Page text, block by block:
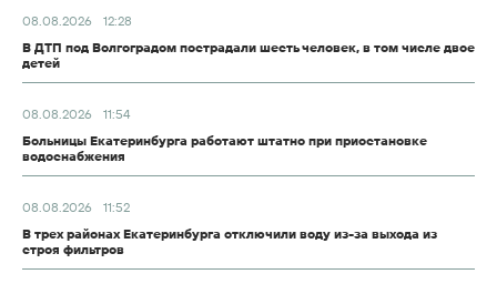
08.08.2026
12:28
В ДТП под Волгоградом пострадали шесть человек, в том числе двое
детей
08.08.2026
11:54
Больницы Екатеринбурга работают штатно при приостановке
водоснабжения
08.08.2026
11:52
В трех районах Екатеринбурга отключили воду из-за выхода из
строя фильтров